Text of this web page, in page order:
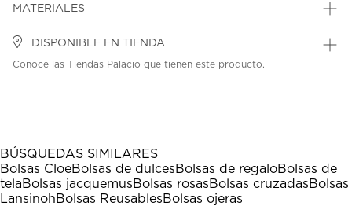
MATERIALES
DISPONIBLE EN TIENDA
Conoce las Tiendas Palacio que tienen este producto.
BÚSQUEDAS SIMILARES
Bolsas CloeBolsas de dulcesBolsas de regaloBolsas de
telaBolsas jacquemusBolsas rosasBolsas cruzadasBolsas
LansinohBolsas ReusablesBolsas ojeras